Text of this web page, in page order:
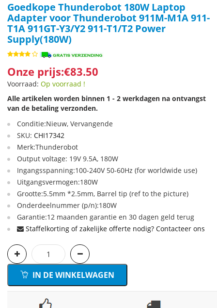
Goedkope Thunderobot 180W Laptop
Adapter voor Thunderobot 911M-M1A 911-
T1A 911GT-Y3/Y2 911-T1/T2 Power
Supply(180W)
Onze prijs:€83.50
Voorraad: Op voorraad !
Alle artikelen worden binnen 1 - 2 werkdagen na ontvangst
van de betaling verzonden.
Conditie:Nieuw, Vervangende
SKU: CHI17342
Merk:Thunderobot
Output voltage: 19V 9.5A, 180W
Ingangsspanning:100-240V 50-60Hz (for worldwide use)
Uitgangsvermogen:180W
Grootte:5.5mm *2.5mm, Barrel tip (ref to the picture)
Onderdeelnummer (p/n):180W
Garantie:12 maanden garantie en 30 dagen geld terug
Staffelkorting of zakelijke offerte nodig? Contacteer ons
IN DE WINKELWAGEN